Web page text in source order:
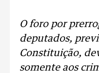
O foro por
deputados,
Constituição,
somente aos